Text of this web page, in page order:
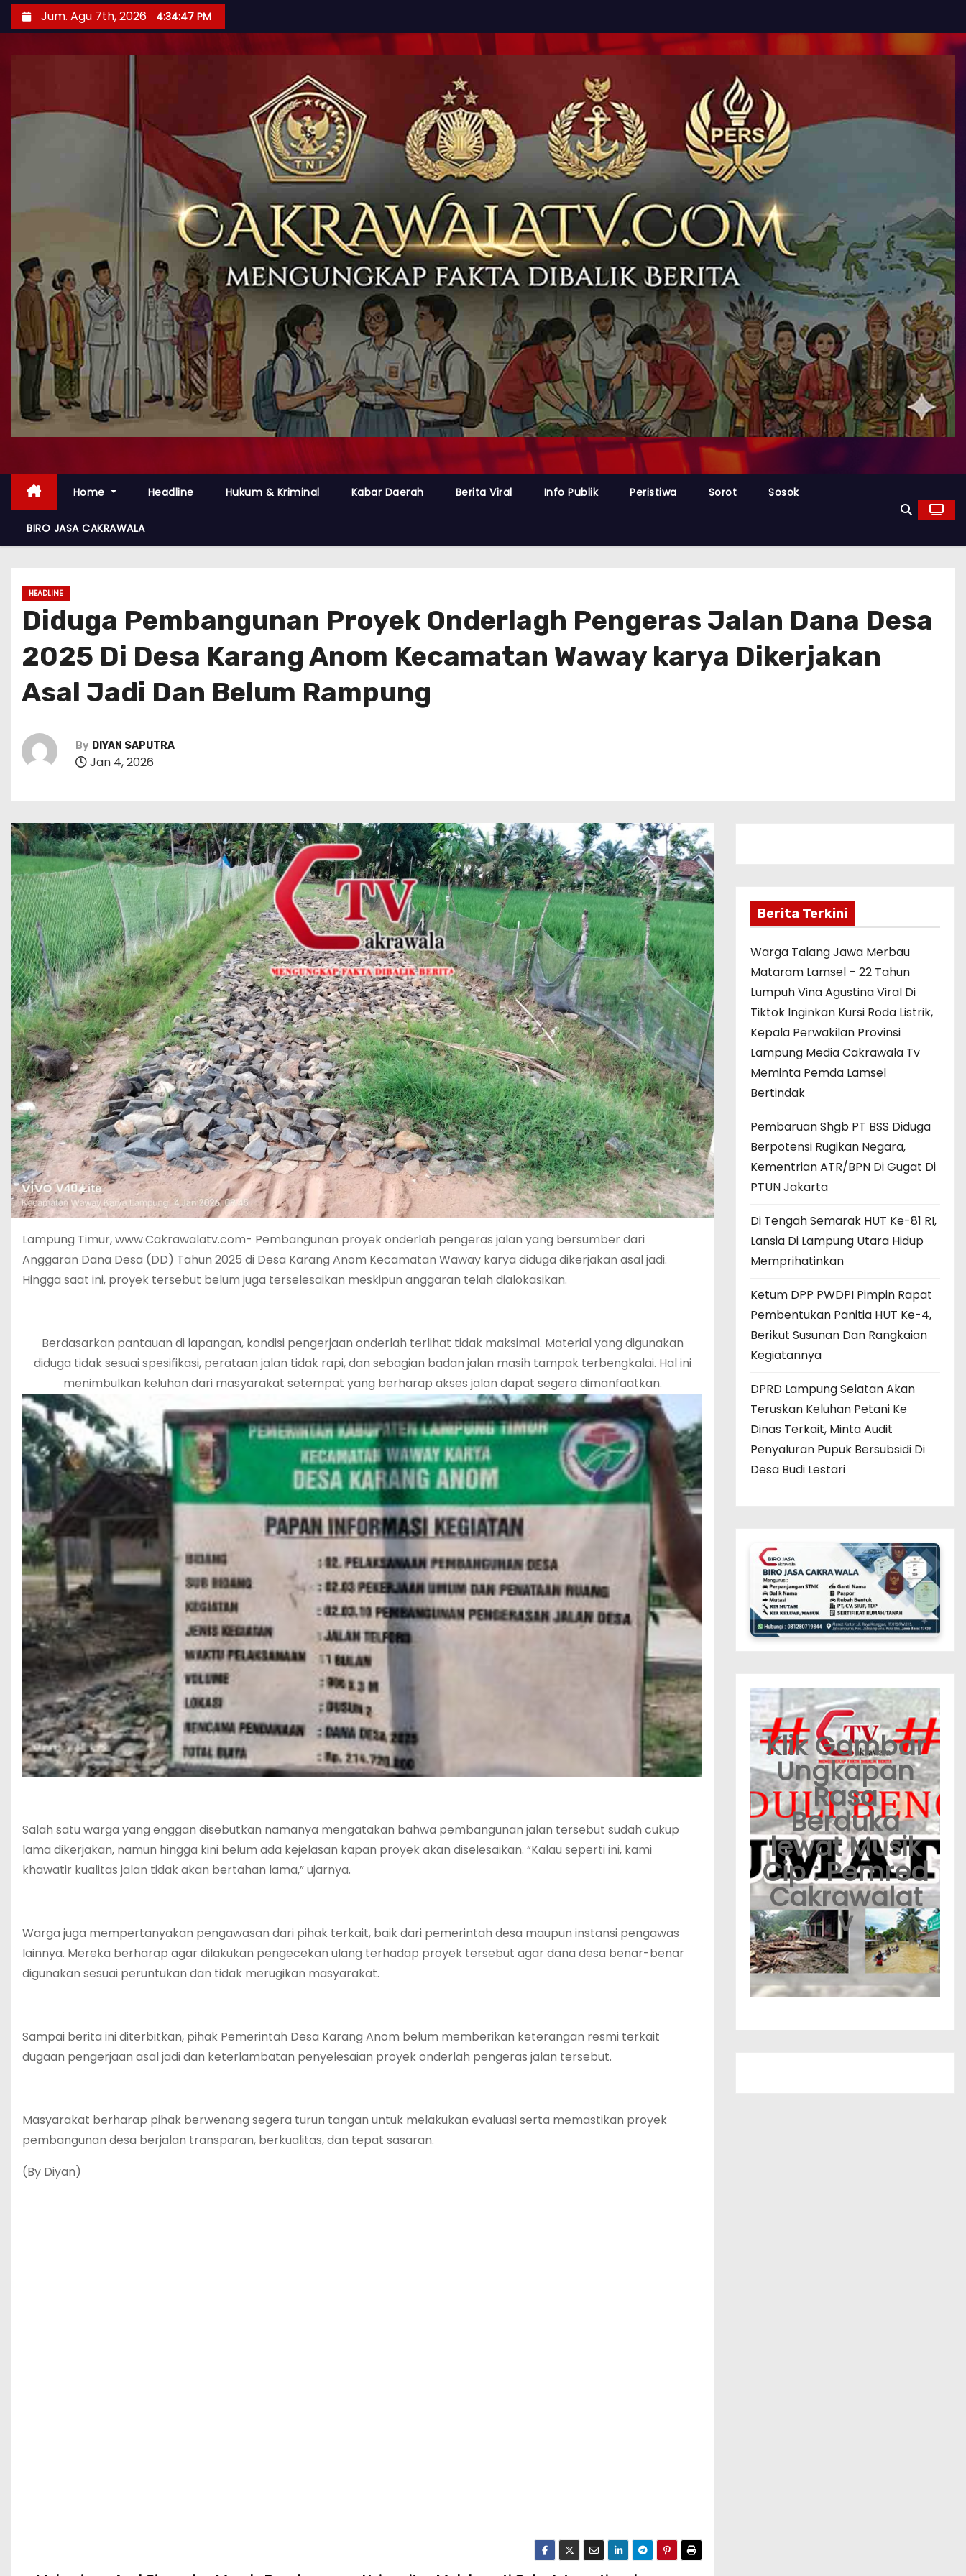
Jum. Agu 7th, 2026 4:34:48 PM
Home Headline Hukum & Kriminal Kabar Daerah Berita Viral Info Publik Peristiwa Sorot Sosok
BIRO JASA CAKRAWALA
HEADLINE
Diduga Pembangunan Proyek Onderlagh Pengeras Jalan Dana Desa
2025 Di Desa Karang Anom Kecamatan Waway karya Dikerjakan
Asal Jadi Dan Belum Rampung
By DIYAN SAPUTRA
Jan 4, 2026
Lampung Timur, www.Cakrawalatv.com- Pembangunan proyek onderlah pengeras jalan yang bersumber dari
Anggaran Dana Desa (DD) Tahun 2025 di Desa Karang Anom Kecamatan Waway karya diduga dikerjakan asal jadi.
Hingga saat ini, proyek tersebut belum juga terselesaikan meskipun anggaran telah dialokasikan.
Berdasarkan pantauan di lapangan, kondisi pengerjaan onderlah terlihat tidak maksimal. Material yang digunakan
diduga tidak sesuai spesifikasi, perataan jalan tidak rapi, dan sebagian badan jalan masih tampak terbengkalai. Hal ini
menimbulkan keluhan dari masyarakat setempat yang berharap akses jalan dapat segera dimanfaatkan.
Salah satu warga yang enggan disebutkan namanya mengatakan bahwa pembangunan jalan tersebut sudah cukup
lama dikerjakan, namun hingga kini belum ada kejelasan kapan proyek akan diselesaikan. “Kalau seperti ini, kami
khawatir kualitas jalan tidak akan bertahan lama,” ujarnya.
Warga juga mempertanyakan pengawasan dari pihak terkait, baik dari pemerintah desa maupun instansi pengawas
lainnya. Mereka berharap agar dilakukan pengecekan ulang terhadap proyek tersebut agar dana desa benar-benar
digunakan sesuai peruntukan dan tidak merugikan masyarakat.
Sampai berita ini diterbitkan, pihak Pemerintah Desa Karang Anom belum memberikan keterangan resmi terkait
dugaan pengerjaan asal jadi dan keterlambatan penyelesaian proyek onderlah pengeras jalan tersebut.
Masyarakat berharap pihak berwenang segera turun tangan untuk melakukan evaluasi serta memastikan proyek
pembangunan desa berjalan transparan, berkualitas, dan tepat sasaran.
(By Diyan)
Berita Terkini
Warga Talang Jawa Merbau
Mataram Lamsel – 22 Tahun
Lumpuh Vina Agustina Viral Di
Tiktok Inginkan Kursi Roda Listrik,
Kepala Perwakilan Provinsi
Lampung Media Cakrawala Tv
Meminta Pemda Lamsel
Bertindak
Pembaruan Shgb PT BSS Diduga
Berpotensi Rugikan Negara,
Kementrian ATR/BPN Di Gugat Di
PTUN Jakarta
Di Tengah Semarak HUT Ke-81 RI,
Lansia Di Lampung Utara Hidup
Memprihatinkan
Ketum DPP PWDPI Pimpin Rapat
Pembentukan Panitia HUT Ke-4,
Berikut Susunan Dan Rangkaian
Kegiatannya
DPRD Lampung Selatan Akan
Teruskan Keluhan Petani Ke
Dinas Terkait, Minta Audit
Penyaluran Pupuk Bersubsidi Di
Desa Budi Lestari
Klik Gambar
Ungkapan
Rasa
Berduka
lewat Musik
Cip : Pemred
Cakrawalat
v